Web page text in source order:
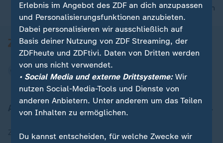
nach oben
Aktuell bei ZDFheute
Zuletzt veröffentlicht
Erlebnis im Angebot des ZDF an dich anzupassen
und Personalisierungsfunktionen anzubieten.
Dabei personalisieren wir ausschließlich auf
Basis deiner Nutzung von ZDF Streaming, der
ZDFheute und ZDFtivi. Daten von Dritten werden
von uns nicht verwendet.
• Social Media und externe Drittsysteme:Wir
nutzen Social-Media-Tools und Dienste von
anderen Anbietern. Unter anderem um das Teilen
von Inhalten zu ermöglichen.
Du kannst entscheiden, für welche Zwecke wir